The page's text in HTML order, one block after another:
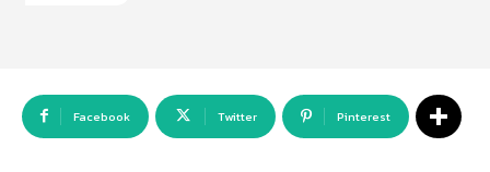
Facebook Twitter Pinterest